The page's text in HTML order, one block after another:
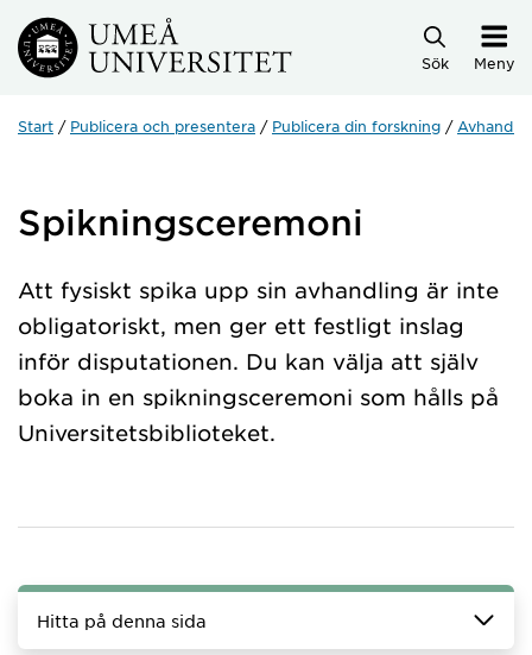
Hoppa direkt till innehållet
Sök Meny
Start Publicera och presentera Publicera din forskning
Spikningsceremoni
Att fysiskt spika upp sin avhandling är inte
obligatoriskt, men ger ett festligt inslag
inför disputationen. Du kan välja att själv
boka in en spikningsceremoni som hålls på
Universitetsbiblioteket.
Hitta på denna sida